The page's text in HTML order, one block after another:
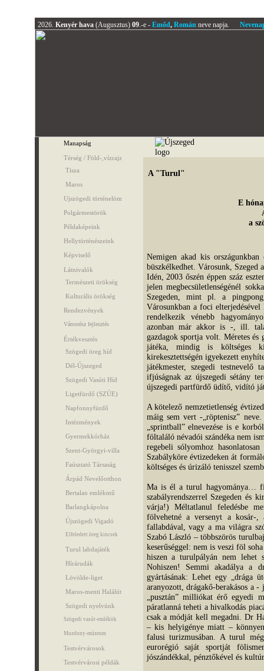
2026. Kenyér hava (Augusztus) 09.-e - Emőd, Románneve napja.
Manapság
Térség / Föld-,vízrajz
Tisza
Maros
Ujszögedi történelöm
Polgármestörök
Példaképeink
Hellytörténészeink
Képviselő
Látnivalók
Természeti örökség
Kulturális örökség
Rendezvények
Városrész fejlesztés
Értékvesztés
Szögedi öreg híd
Dél-Újszeged
Szögedi Vasúti Híd
Ligetfürdő (SZÚE)
Napfonnyfürdő
Intézmények
Gyermekkórház
Szent-Györgyi-villa
Faúsztató Társaság
Árpád Nevelőotthon
Bertalan emlékmű
Barlangkápolna
Újszögedi Vigadó
Elfeledett öreg kincsek
Turul labdajáték
Hírárudák
Lövölde-liget
Maros-menti Halálút
Szögedi nyelvünk
Szögedi vasút-emlékök
Mozdony-múzeum
Testvérvárosok
Testvérvárosi példák
A "Turul"
E
a
Nemigen akad kis
büszkélkedhet. Városunk, Szeged
Idén, 2003 őszén éppen száz
jelen megbecsületlenségénél
Szegeden, mint pl. a
Városunkban a foci
rendelkezik vénebb
azonban már akkor is -, ill.
gazdagok sportja volt. Méretes
játéka, mindig is költséges
kirekesztettségén igyekezett
játékmester, szegedi
ifjúságnak az újszegedi sétány
újszegedi partfürdő üdítő, vidító
A kötelező nemzetietlenség
máig sem vert -„röptenisz”
„sprintball” elnevezése is e
föltaláló névadói szándéka nem
regebeli sólyomhoz
Szabályköre évtizedeken át
költséges és úrizáló tenisszel
Ma is él a turul hagyománya…
szabályrendszerrel Szegeden és
várja!) Méltatlanul feledésbe
fölvehetné a versenyt a kosár-
fallabdával, vagy a ma világra
Szabó László – többszörös
keserűséggel: nem is veszi föl
hiszen a turulpályán nem lehet
Nohiszen! Semmi akadálya a
gyártásának: Lehet egy „drága
aranyozott, drágakő-berakásos a
„pusztán” milliókat érő egyedi
páratlanná teheti a hivalkodás
csak a módját kell megadni. Dr
– kis helyigénye miatt –
falusi turizmusában. A turul
eurorégió saját sportját
jószándékkal, pénztőkével és